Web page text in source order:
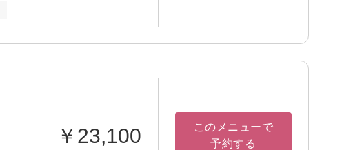
￥23,100
このメニューで
予約する